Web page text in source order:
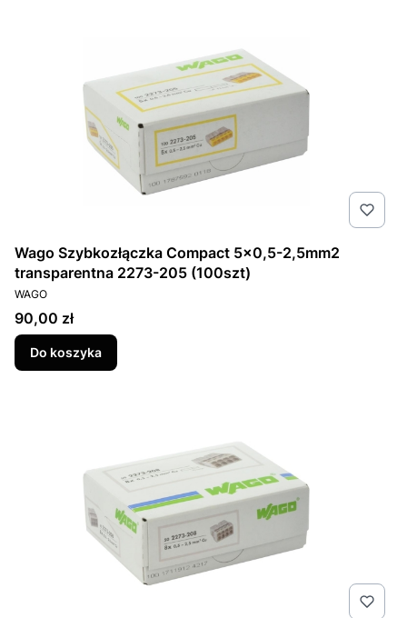
Wago Szybkozłączka Compact 5x0,5-2,5mm2
transparentna 2273-205 (100szt)
PRODUCENT
WAGO
Cena
90,00 zł
Do koszyka